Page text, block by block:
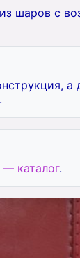
шаров с
каталог.